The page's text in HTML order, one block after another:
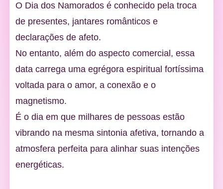
O Dia dos Namorados é conhecido pela troca
de presentes, jantares românticos e
declarações de afeto.
No entanto, além do aspecto comercial, essa
data carrega uma egrégora espiritual fortíssima
voltada para o amor, a conexão e o
magnetismo.
É o dia em que milhares de pessoas estão
vibrando na mesma sintonia afetiva, tornando a
atmosfera perfeita para alinhar suas intenções
energéticas.